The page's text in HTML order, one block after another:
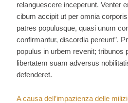
relanguescere inceperunt. Venter
cibum accipit ut per omnia
patres populusque, quasi unum
confirmantur, discordia pereunt”.
populus in urbem revenit; tribunos
libertatem suam adversus
defenderet.
A causa dell’impazienza delle